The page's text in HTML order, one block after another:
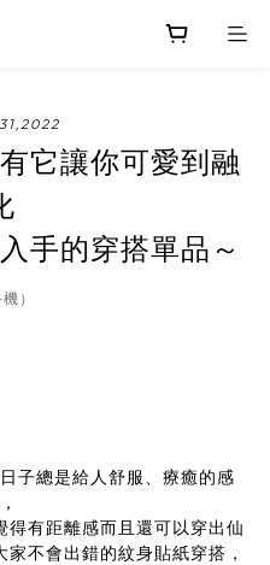
它讓你可愛到融
手的穿搭單品～
）
子總是給人舒服、療癒的感
有距離感而且還可以穿出仙
不會出錯的紋身貼紙穿搭，